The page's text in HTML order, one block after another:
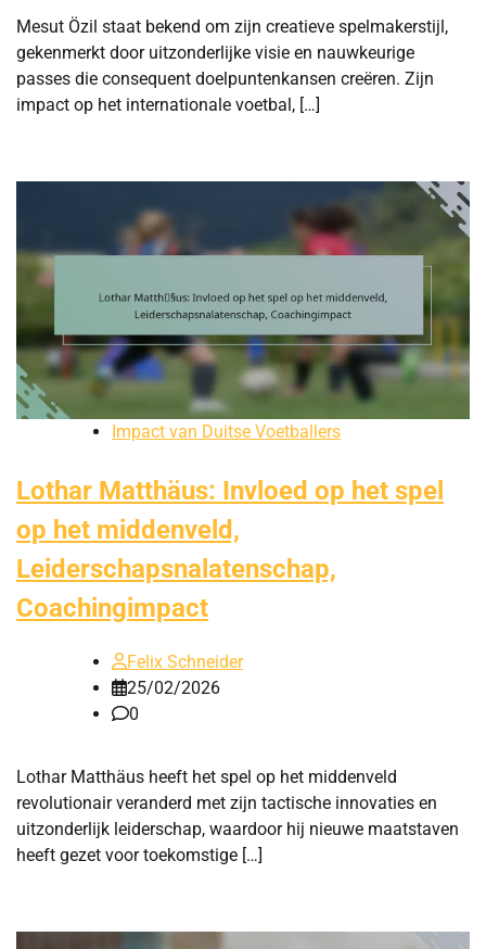
Mesut Özil staat bekend om zijn creatieve spelmakerstijl,
gekenmerkt door uitzonderlijke visie en nauwkeurige
passes die consequent doelpuntenkansen creëren. Zijn
impact op het internationale voetbal, […]
Impact van Duitse Voetballers
Lothar Matthäus: Invloed op het spel
op het middenveld,
Leiderschapsnalatenschap,
Coachingimpact
Felix Schneider
25/02/2026
0
Lothar Matthäus heeft het spel op het middenveld
revolutionair veranderd met zijn tactische innovaties en
uitzonderlijk leiderschap, waardoor hij nieuwe maatstaven
heeft gezet voor toekomstige […]